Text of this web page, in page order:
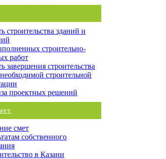
строительства зданий и
строительно-
работ
завершения строительства
строительной
проектных решений
смет
собственного
в Казани